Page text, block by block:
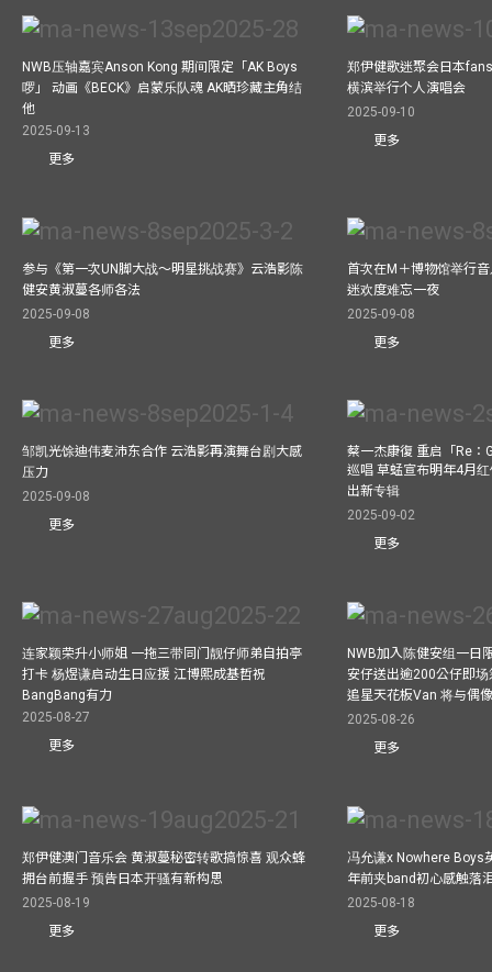
NWB压轴嘉宾Anson Kong 期间限定「AK Boys
啰」 动画《BECK》启蒙乐队魂 AK晒珍藏主角结
他
2025-09-13
更多
郑伊健歌迷聚会日本
横滨举行个人演唱会
2025-09-10
更多
参与《第一次UN脚大战～明星挑战赛》云浩影陈
健安黄淑蔓各师各法
2025-09-08
更多
首次在M＋博物馆举行
迷欢度难忘一夜
2025-09-08
更多
邹凯光馀迪伟麦沛东合作 云浩影再演舞台剧大感
压力
2025-09-08
更多
蔡一杰康復 重启「Re：
巡唱 草蜢宣布明年4月
出新专辑
2025-09-02
更多
连家颖荣升小师姐 一拖三带同门靓仔师弟自拍亭
打卡 杨煜谦启动生日应援 江博熙成基哲祝
BangBang有力
2025-08-27
更多
NWB加入陈健安组一日
安仔送出逾200公仔即
追星天花板Van 将与偶
2025-08-26
更多
郑伊健澳门音乐会 黄淑蔓秘密转歌搞惊喜 观众蜂
拥台前握手 预告日本开骚有新构思
2025-08-19
更多
冯允谦x Nowhere Boys
年前夹band初心感触落
2025-08-18
更多